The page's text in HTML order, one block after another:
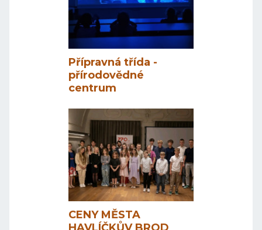
Přípravná třída -
přírodovědné
centrum
CENY MĚSTA